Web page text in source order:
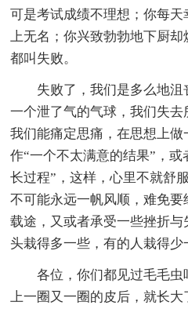
可是考试成绩不理想；你每
上无名；你兴致勃勃地下厨
都叫失败。
失败了，我们是多么地
一个泄了气的气球，我们失
我们能痛定思痛，在思想上
作“一个不太满意的结果”，或
长过程”，这样，心里不就舒
不可能永远一帆风顺，难免
载途，又或者承受一些挫折
头栽得多一些，有的人栽得少
各位，你们都见过毛毛
上一圈又一圈的皮后，就长